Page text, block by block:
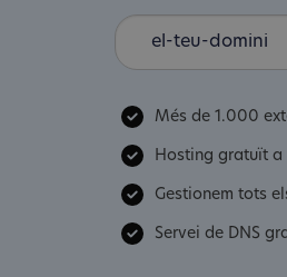
Més de 1.000
Hosting gratuït a
Gestionem tots
Servei de DNS